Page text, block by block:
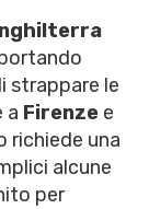
strappare le
a Firenze e
richiede una
alcune
per